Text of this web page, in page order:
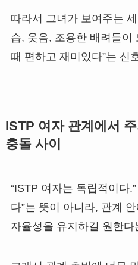
따라서 그녀가 보여주는
습, 웃음, 조용한 배려들이
때 편하고 재미있다”는 신
ISTP 여자 관계에서
충돌 사이
“ISTP 여자는 독립적이다
다”는 뜻이 아니라, 관계
자율성을 유지하길 원한다